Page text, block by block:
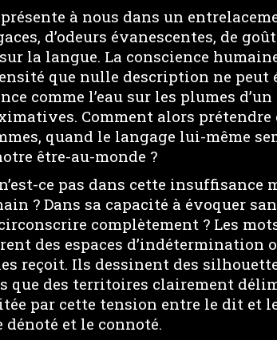
à nous dans un
d’odeurs évanescentes, de
sur la langue. La conscience
que nulle description ne peut
comme l’eau sur les plumes
Comment alors prétendre
quand le langage lui-même
être-au-monde ?
ce pas dans cette insuffisance
? Dans sa capacité à évoquer
complètement ? Les
des espaces d’indétermination
reçoit. Ils dessinent des
que des territoires clairement
par cette tension entre le dit et
dénoté et le connoté.